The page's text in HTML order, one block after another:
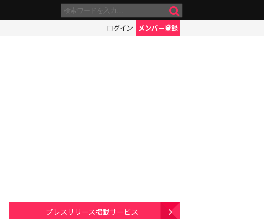
ログイン メンバー登録
プレスリリース掲載サービス